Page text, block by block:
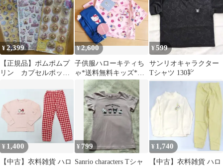
¥2,399
【正規品】ポムポムプ
リン カプセルポップ
とシール キラフチ
¥2,600
子供服ハローキティち
ゃ*送料無料キッズ*未
使用パンツ*新品サンリ
オ*半袖Ｔシャツ
¥599
サンリオキャラクター
Tシャツ 130㌢
¥ 1,400
【中古】衣料雑貨 ハロ
¥ 799
Sanrio characters Tシャ
¥ 1,740
【中古】衣料雑貨 ハロ